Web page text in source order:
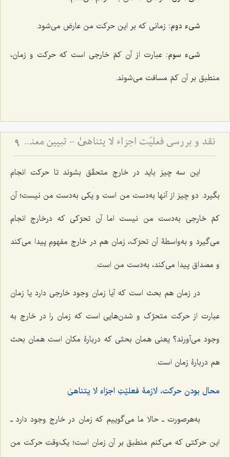
شیء دوم: زمانی که بر این حرکت من عارض می‌شود.
شیء سوم: عبارت از آن کمّ خارجی است که حرکت و زمان،
منطبق بر آن کمّ مسافت می‌شوند.
نقد و بررسی فعلیّت اجزاء لا یتناهیٰ - تبیین معنای حرکت و اقسام آن 9
این سه چیز باید در خارج متحقّق بشوند تا حرکت انجام
بگیرد. دو چیز از آنها به‌دست من است و یکی به‌دست من نیست؛ آن
کمّ خارجی به‌دست من نیست اما آن تحرّکی که درخارج انجام
می‌گیرد و به‌واسطۀ آن تحرّک، زمان هم در خارج مفهوم پیدا می‌کند
و مصداق پیدا می‌کند، به‌دست من است.
در زمان هم بحث است که آیا زمان وجود خارجی دارد یا زمان
عبارت از حرکت متحرِّک و شدن‌هایی است که زمان را در خارج به
وجود می‌آورند؟ یعنی همان بحثی که دربارۀ مکان است همان بحث
هم دربارۀ زمان است.
محال بودن حرکت، لازمۀ فعلیّتِ اجزاء لا یتناهیٰ
به‌هرصورت ـ حالا ما می‌گوییم که زمان در خارج وجود دارد ـ
این حرکتی که می‌کنم منطبق بر آن زمان است؛ یک‌وقت حرکت من